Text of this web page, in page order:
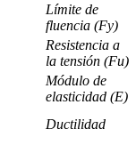
Límite de
fluencia (Fy)
Resistencia a
la tensión (Fu)
Módulo de
elasticidad (E)
Ductilidad